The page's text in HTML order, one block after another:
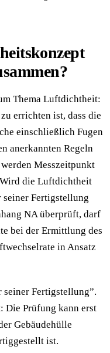
Thema Luftdichtheit:
errichten ist, dass die
einschließlich Fugen
anerkannten Regeln
Messzeitpunkt
die Luftdichtheit
seiner Fertigstellung
NA überprüft, darf
bei der Ermittlung des
in Ansatz
seiner Fertigstellung”.
Die Prüfung kann erst
Gebäudehülle
ist.